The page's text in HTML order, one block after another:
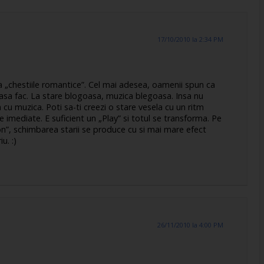
17/10/2010 la 2:34 PM
romantice”. Cel mai adesea, oamenii spun ca
fac. La stare blogoasa, muzica blegoasa. Insa nu
muzica. Poti sa-ti creezi o stare vesela cu un ritm
E suficient un „Play” si totul se transforma. Pe
schimbarea starii se produce cu si mai mare efect
:)
26/11/2010 la 4:00 PM